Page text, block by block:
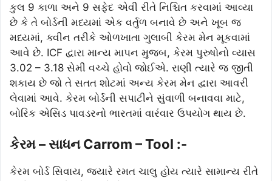
કુલ 9 કાળા અને 9 સફેદ એવી રીતે નિશ્ચિત કરવામાં આવ્યા
છે કે તે બોર્ડની મધ્યમાં એક વર્તુળ બનાવે છે અને ખૂબ જ
મધ્યમાં, ક્વીન તરીકે ઓળખાતા ગુલાબી કેરમ મેન મૂકવામાં
આવે છે. ICF દ્વારા માન્ય માપન મુજબ, કેરમ પુરુષોનો વ્યાસ
3.02 – 3.18 સેમી વચ્ચે હોવો જોઈએ. રાણી ત્યારે જ જીતી
શકાય છે જો તે સતત શોટમાં અન્ય કેરમ મેન દ્વારા આવરી
લેવામાં આવે. કેરમ બોર્ડની સપાટીને સુંવાળી બનાવવા માટે,
બોરિક એસિડ પાવડરનો ભારતમાં વારંવાર ઉપયોગ થાય છે.
કેરમ – સાધન Carrom – Tool :-
કેરમ બોર્ડ સિવાય, જ્યારે રમત ચાલુ હોય ત્યારે સામાન્ય રીતે